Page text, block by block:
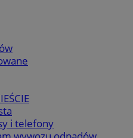
i telefony